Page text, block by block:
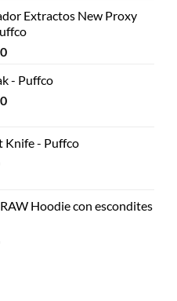
Extractos New Proxy
- Puffco
Knife - Puffco
Hoodie con escondites